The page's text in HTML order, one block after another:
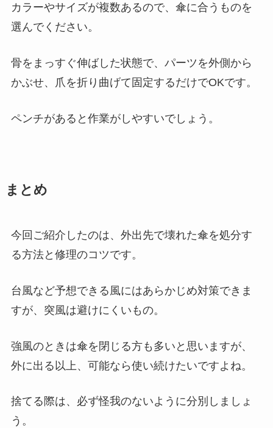
カラーやサイズが複数あるので、傘に合うものを
選んでください。
骨をまっすぐ伸ばした状態で、パーツを外側から
かぶせ、爪を折り曲げて固定するだけでOKです。
ペンチがあると作業がしやすいでしょう。
まとめ
今回ご紹介したのは、外出先で壊れた傘を処分す
る方法と修理のコツです。
台風など予想できる風にはあらかじめ対策できま
すが、突風は避けにくいもの。
強風のときは傘を閉じる方も多いと思いますが、
外に出る以上、可能なら使い続けたいですよね。
捨てる際は、必ず怪我のないように分別しましょ
う。